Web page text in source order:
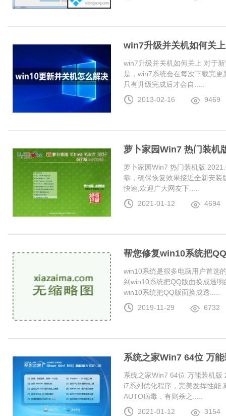
win7升级并关机如何关上
win7升级并关机如何关上 对于
是，win7系统会在每次下载完
只有升级完成后才会自.....
2013-02-16
9469
萝卜家园Win7 热门装机
萝卜家园Win7 热门装机版
靠，确保恢复效果接近全新安
快速,欢迎广大网友下.....
2021-01-12
4694
帮您修复win10系统把
win10系统是很多电脑用户首选
到win10系统把QQ版面换成透
win10系统把QQ版面换成透.....
2019-11-29
6732
系统之家Win7 64位 万
系统之家Win7 64位 万能装机
i7系列优化程序，完美发挥性能
AUTO病毒，有则杀之.....
2021-01-12
3154